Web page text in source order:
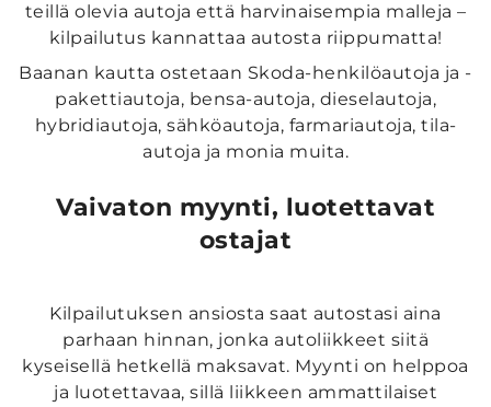
teillä olevia autoja että harvinaisempia malleja –
kilpailutus kannattaa autosta riippumatta!
Baanan kautta ostetaan Skoda-henkilöautoja ja -
pakettiautoja, bensa-autoja, dieselautoja,
hybridiautoja, sähköautoja, farmariautoja, tila-
autoja ja monia muita.
Vaivaton myynti, luotettavat
ostajat
Kilpailutuksen ansiosta saat autostasi aina
parhaan hinnan, jonka autoliikkeet siitä
kyseisellä hetkellä maksavat. Myynti on helppoa
ja luotettavaa, sillä liikkeen ammattilaiset